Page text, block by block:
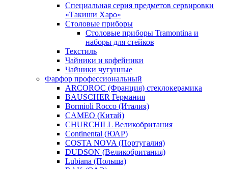
Специальная серия предметов сервировки
«Такиши Харо»
Столовые приборы
Столовые приборы Trаmоntina и
наборы для стейков
Текстиль
Чайники и кофейники
Чайники чугунные
Фарфор профессиональный
ARCOROC (Франция) стеклокерамика
BAUSCHER Германия
Bormioli Rocco (Италия)
CAMEO (Китай)
CHURCHILL Великобритания
Continental (ЮАР)
COSTA NOVA (Португалия)
DUDSON (Великобритания)
Lubiana (Польша)